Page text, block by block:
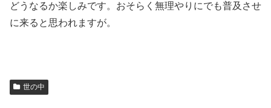
どうなるか楽しみです。おそらく無理やりにでも普及させ
に来ると思われますが。
世の中